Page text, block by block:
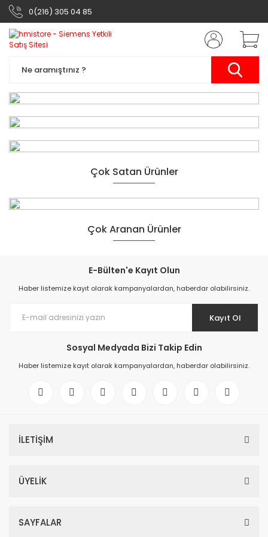
0(216) 305 04 85
Siemens Otomasyon
Ürünleri
Çok Satan Ürünler
6ES7521-1BL00-0AB0 SIMATIC S7-1500, digital input module DI 32x24
Çok Aranan Ürünler
E-Bülten'e Kayıt Olun
Haber listemize kayıt olarak kampanyalardan, haberdar olabilirsiniz.
Kayıt Ol
Sosyal Medyada Bizi Takip Edin
Haber listemize kayıt olarak kampanyalardan, haberdar olabilirsiniz.
İLETİŞİM
ÜYELİK
SAYFALAR